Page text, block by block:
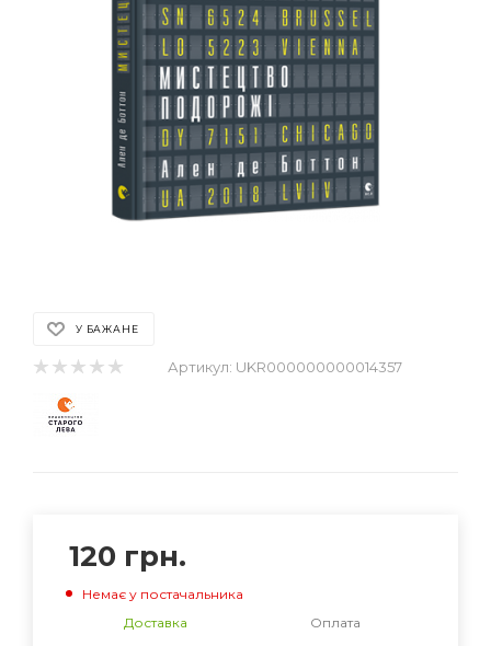
У БАЖАНЕ
Артикул: UKR000000000014357
120 грн.
Немає у постачальника
Доставка
Оплата